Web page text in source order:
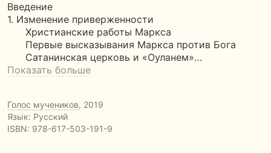
Введение
1. Изменение приверженности
Христианские работы Маркса
Первые высказывания Маркса против Бога
Сатанинская церковь и «Оуланем»…
Показать больше
Голос мучеников, 2019
Язык: Русский
ISBN: 978-617-503-191-9